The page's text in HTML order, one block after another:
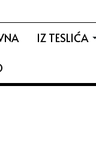
IZ TESLIĆA